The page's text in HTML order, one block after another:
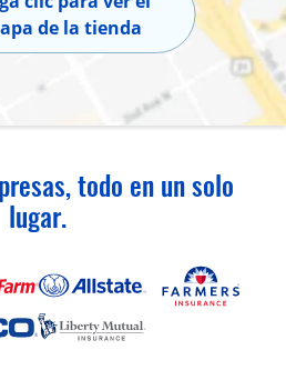
de la tienda
todo en un solo
lugar.